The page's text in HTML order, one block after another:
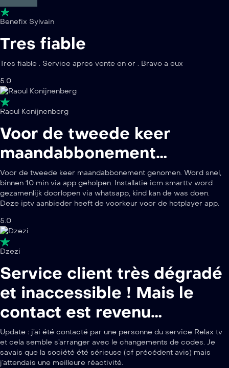
Benefix Sylvain
Tres fiable
Tres fiable . Service apres vente en or . Bravo a eux
5.0
Raoul Konijnenberg
Voor de tweede keer
maandabbonement…
Voor de tweede keer maandabbonement genomen. Word snel,
binnen 10 min via app geholpen. Installatie icm smarttv word
gezamenlijk doorlopen via whatsapp, kind kan de was doen.
Deze iptv aanbieder heeft de voorkeur voor de hotplayer app.
5.0
Dzezi
Service client très dégradé
et inaccessible ! Mais le
contact est revenu…
Update : j’ai été contacté par une personne du service Relax tv
et cela semble s’arranger avec le changements de codes. Je
savais que la société été sérieuse (cf précédent avis) mais
j’attendais une meilleure réactivité.